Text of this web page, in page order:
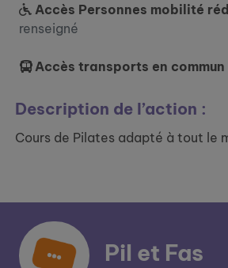
Accès Personnes mobilité
renseigné
Accès transports en commun
Description de l’action :
Cours de Pilates adapté à tout le
Pil et Fas